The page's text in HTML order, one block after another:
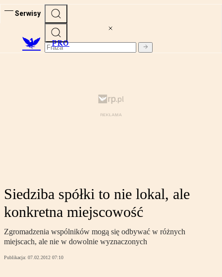
Serwisy
PRO
Siedziba spółki to nie lokal, ale
konkretna miejscowość
Zgromadzenia wspólników mogą się odbywać w różnych
miejscach, ale nie w dowolnie wyznaczonych
Publikacja: 07.02.2012 07:10